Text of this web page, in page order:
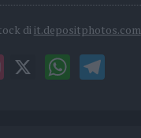
di it.depositphotos.com